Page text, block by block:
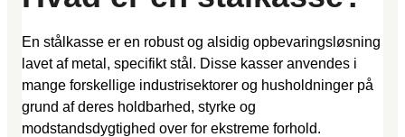
En stålkasse er en robust og alsidig opbevaringsløsning
lavet af metal, specifikt stål. Disse kasser anvendes i
mange forskellige industrisektorer og husholdninger på
grund af deres holdbarhed, styrke og
modstandsdygtighed over for ekstreme forhold.